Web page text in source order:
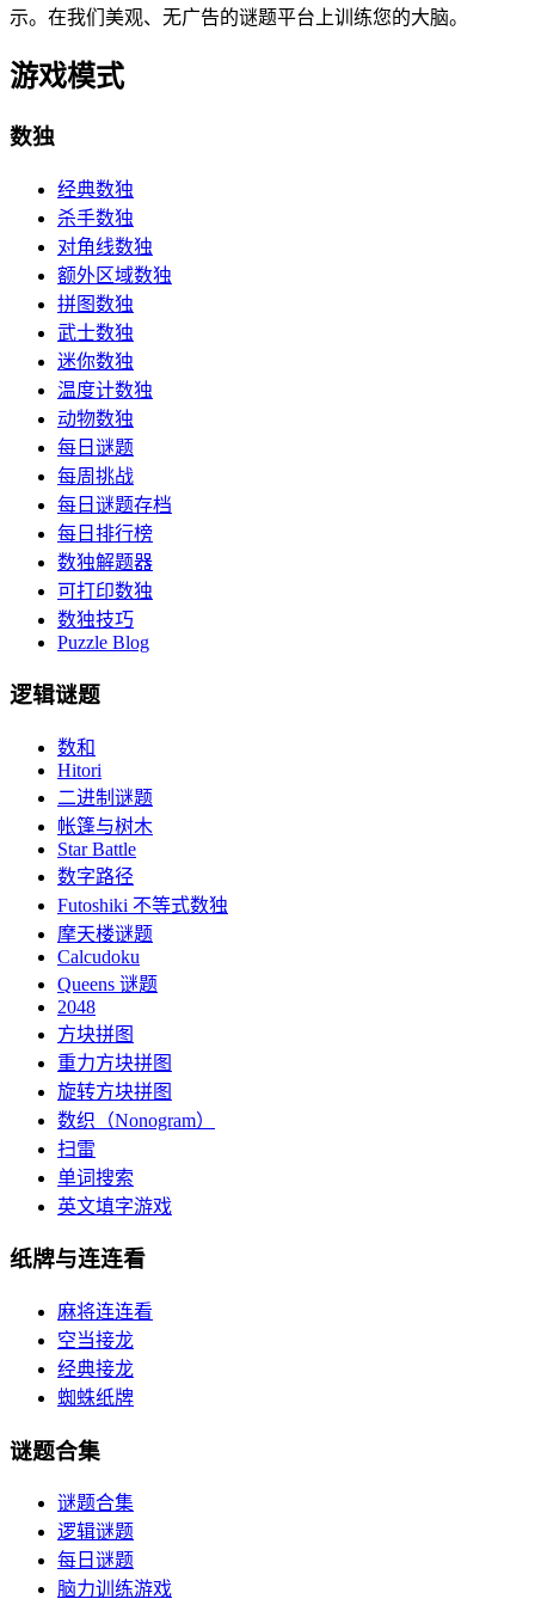
示。在我们美观、无广告的谜题平台上训练您的大脑。
游戏模式
数独
经典数独
杀手数独
对角线数独
额外区域数独
拼图数独
武士数独
迷你数独
温度计数独
动物数独
每日谜题
每周挑战
每日谜题存档
每日排行榜
数独解题器
可打印数独
数独技巧
Puzzle Blog
逻辑谜题
数和
Hitori
二进制谜题
帐篷与树木
Star Battle
数字路径
Futoshiki 不等式数独
摩天楼谜题
Calcudoku
Queens 谜题
2048
方块拼图
重力方块拼图
旋转方块拼图
数织（Nonogram）
扫雷
单词搜索
英文填字游戏
纸牌与连连看
麻将连连看
空当接龙
经典接龙
蜘蛛纸牌
谜题合集
谜题合集
逻辑谜题
每日谜题
脑力训练游戏